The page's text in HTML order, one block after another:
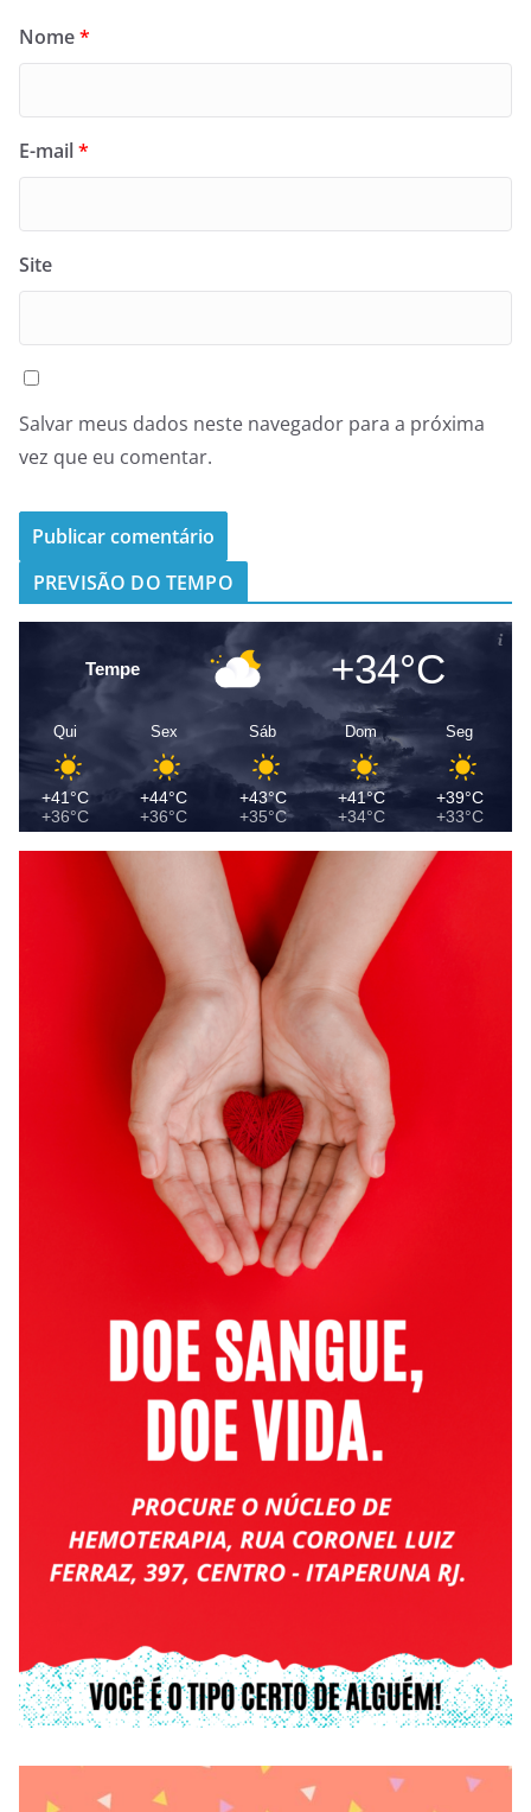
Nome*
E-mail*
Site
Salvar meus dados neste navegador para a próxima
vez que eu comentar.
PREVISÃO DO TEMPO
Tempe +34°C
Qui
+41°C
+36°C
Sex
+44°C
+36°C
Sáb
+43°C
+35°C
Dom
+41°C
+34°C
Seg
+39°C
+33°C